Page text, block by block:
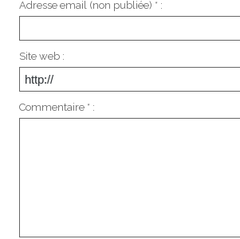
Adresse email (non publiée) * :
Site web :
Commentaire * :